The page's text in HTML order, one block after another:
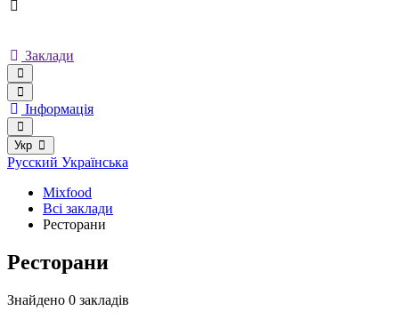
Заклади
Інформація
Укр
Русский Українська
Mixfood
Всі заклади
Ресторани
Ресторани
Знайдено 0 закладів